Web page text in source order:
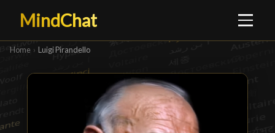
MindChat
Home › Luigi Pirandello